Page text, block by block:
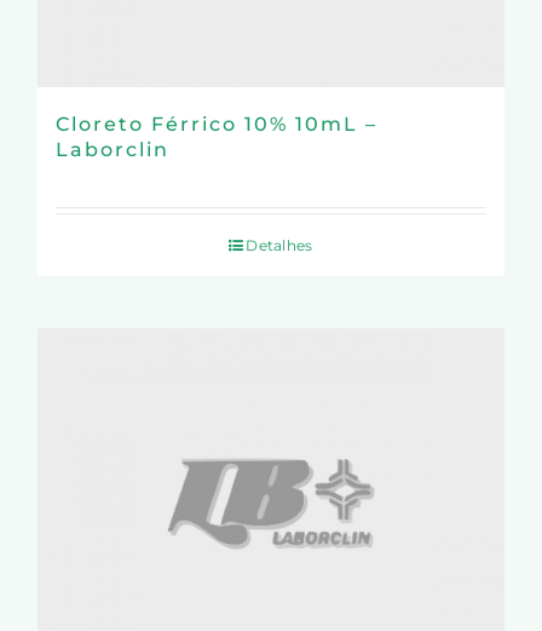
Cloreto Férrico 10% 10mL –
Laborclin
Detalhes